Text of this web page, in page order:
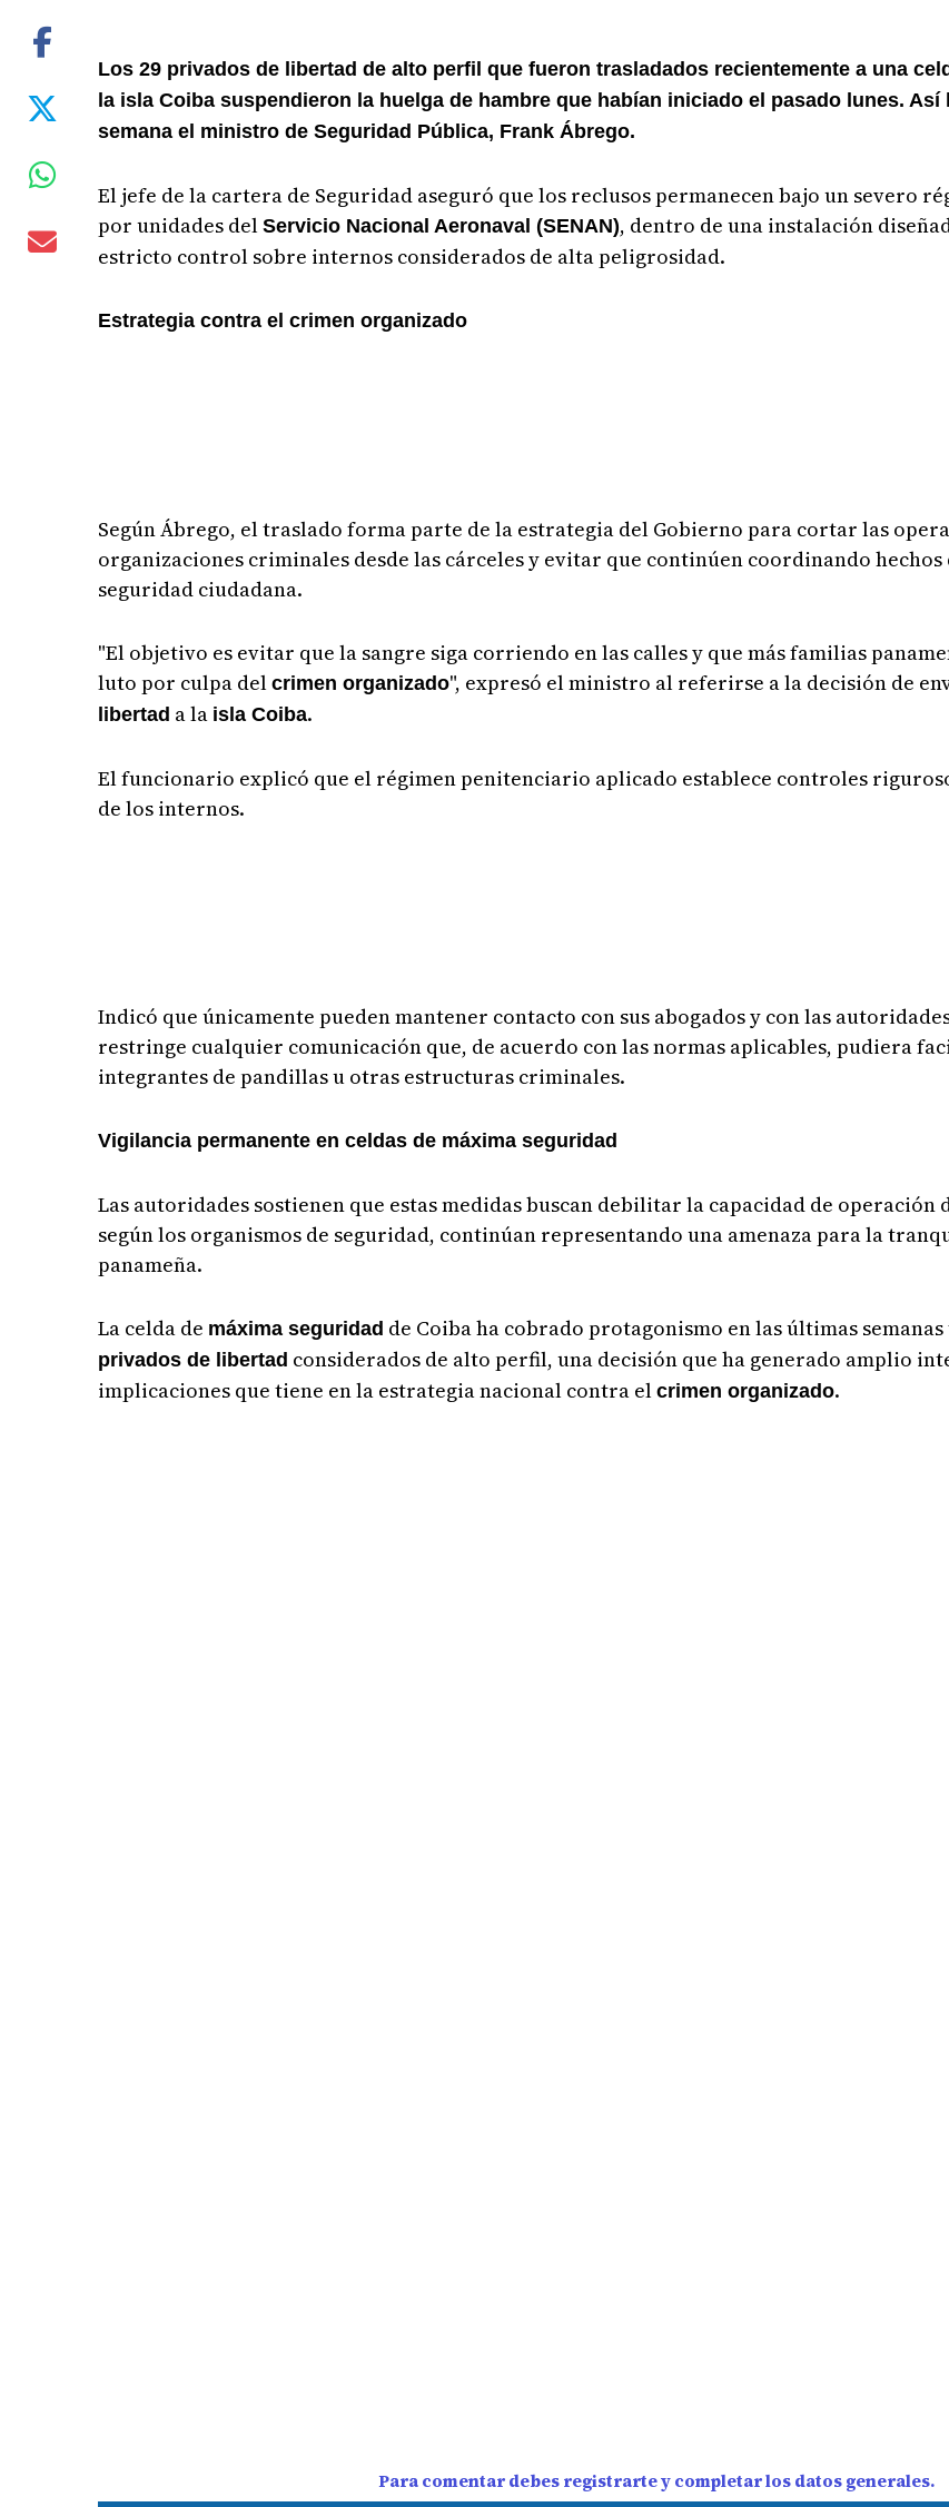
Los 29 privados de libertad de alto perfil que fueron trasladados recientemente a una
la isla Coiba suspendieron la huelga de hambre que habían iniciado el pasado lunes.
semana el ministro de Seguridad Pública, Frank Ábrego.
El jefe de la cartera de Seguridad aseguró que los reclusos permanecen bajo un severo
por unidades delServicio Nacional Aeronaval (SENAN), dentro de una instalación
estricto control sobre internos considerados de alta peligrosidad.
Estrategia contra el crimen organizado
Según Ábrego, el traslado forma parte de la estrategia del Gobierno para cortar las
organizaciones criminales desde las cárceles y evitar que continúen coordinando
seguridad ciudadana.
"El objetivo es evitar que la sangre siga corriendo en las calles y que más familias
luto por culpa delcrimen organizado", expresó el ministro al referirse a la decisión de
libertad a la isla Coiba.
El funcionario explicó que el régimen penitenciario aplicado establece controles
de los internos.
Indicó que únicamente pueden mantener contacto con sus abogados y con las
restringe cualquier comunicación que, de acuerdo con las normas aplicables, pudiera
integrantes de pandillas u otras estructuras criminales.
Vigilancia permanente en celdas de máxima seguridad
Las autoridades sostienen que estas medidas buscan debilitar la capacidad de operación
según los organismos de seguridad, continúan representando una amenaza para la
panameña.
La celda de máxima seguridad de Coiba ha cobrado protagonismo en las últimas
privados de libertad considerados de alto perfil, una decisión que ha generado amplio
implicaciones que tiene en la estrategia nacional contra elcrimen organizado.
Para comentar debes registrarte y completar los datos generales.